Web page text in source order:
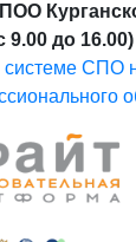
9.00 до 16.00)
системе СПО